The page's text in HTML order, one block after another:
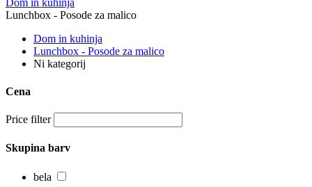
Dom in kuhinja
Lunchbox - Posode za malico
Dom in kuhinja
Lunchbox - Posode za malico
Ni kategorij
Cena
Price filter
Skupina barv
bela